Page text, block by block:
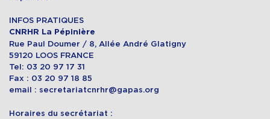
INFOS PRATIQUES
CNRHR La Pépinière
Rue Paul Doumer / 8, Allée André Glatigny
59120 LOOS FRANCE
Tel: 03 20 97 17 31
Fax : 03 20 97 18 85
email : secretariatcnrhr@gapas.org
Horaires du secrétariat :